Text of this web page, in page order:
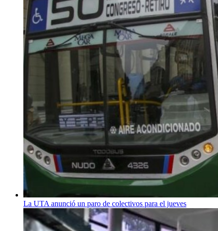
La UTA anunció un paro de colectivos para el jueves